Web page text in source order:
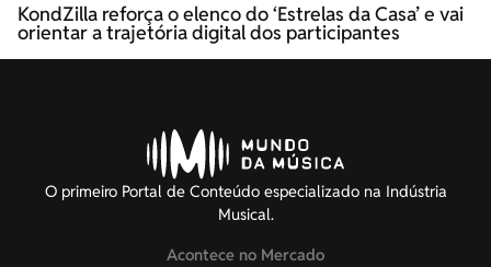
KondZilla reforça o elenco do ‘Estrelas da Casa’ e vai
orientar a trajetória digital dos participantes
O primeiro Portal de Conteúdo especializado na Indústria
Musical.
Acontece no Mercado